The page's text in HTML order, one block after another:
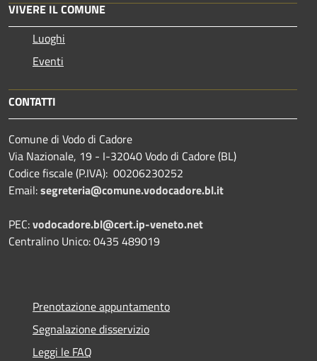
VIVERE IL COMUNE
Luoghi
Eventi
CONTATTI
Comune di Vodo di Cadore
Via Nazionale, 19 - I-32040 Vodo di Cadore (BL)
Codice fiscale (P.IVA): 00206230252
Email:segreteria@comune.vodocadore.bl.it
PEC:vodocadore.bl@cert.ip-veneto.net
Centralino Unico: 0435 489019
Prenotazione appuntamento
Segnalazione disservizio
Leggi le FAQ